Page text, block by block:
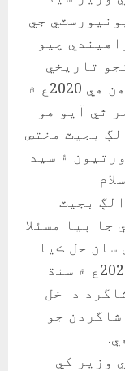
جي
چيو
تاريخي
اسڪول به هلائيندي آهي، پر جڏهن هي 2020ع ۾
ٿي آيو هو
بجيٽ مختص
۽ سيد
بجيٽ
جا ٻيا مسئلا
سان حل ڪيا
ويا آهن. هن چيو ته ساڳي طرح 2020ع ۾ سنڌ
يونيورسٽي ۾ رڳو 1800 شاگرد داخل
جو
وزير کي